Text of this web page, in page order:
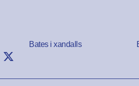
Bates i xandalls